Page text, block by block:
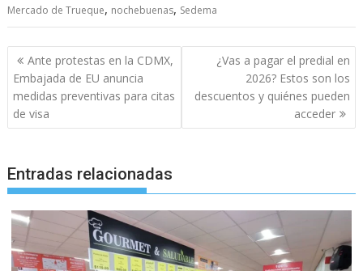
Mercado de Trueque, nochebuenas, Sedema
Navegación
de
entradas
Ante protestas en la CDMX,
Embajada de EU anuncia
medidas preventivas para citas
de visa
¿Vas a pagar el predial en
2026? Estos son los
descuentos y quiénes pueden
acceder
Entradas relacionadas